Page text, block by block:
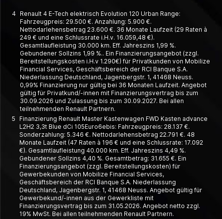
4 Renault 4 E-Tech elektrisch Evolution 120 Urban Range:
Fahrzeugpreis: 29.500 €. Anzahlung: 5.900 €.
Nettodarlehensbetrag 23.600 €. 36 Monate Laufzeit (29 Raten à
249 € und eine Schlussrate i.H.v. 16.059,48 €).
Gesamtlaufleistung 30.000 km. Eff. Jahreszins 1,99 %.
Gebundener Sollzins 1,99 %.. Ein Finanzierungsangebot (zzgl.
Bereitstellungskosten i.H.v 1.290€) für Privatkunden von Mobilize
Financial Services, Geschäftsbereich der RCI Banque S.A.
Niederlassung Deutschland, Jagenbergstr. 1, 41468 Neuss.
0,99% Finanzierung nur gültig bei 36 Monaten Laufzeit. Angebot
gültig für Privatkund/-innen mit Finanzierungsvertrag bis zum
30.09.2026 und Zulassung bis zum 30.09.2027. Bei allen
teilnehmenden Renault Partnern.
5
Finanzierung Renault Master Kastenwagen FWD Kasten advance
L2H2 3,3t Blue dCi 105Euro6ebis: Fahrzeugpreis: 28.137 €.
Sonderzahlung: 5.346 €. Nettodarlehensbetrag 22.791 €. 48
Monate Laufzeit (47 Raten à 196 € und eine Schlussrate: 17.092
€). Gesamtlaufleistung 40.000 km. Eff. Jahreszins 4,49 %.
Gebundener Sollzins 4,40 %. Gesamtbetrag: 31.655 €. Ein
Finanzierungsangebot (zzgl. Bereitstellungskosten) für
Gewerbekunden von Mobilize Financial Services,
Geschäftsbereich der RCI Banque S.A. Niederlassung
Deutschland, Jagenbergstr. 1, 41468 Neuss. Angebot gültig für
Gewerbekund/-innen aus der Gewerkliste mit
Finanzierungsvertrag bis zum 31.05.2026. Angebot netto zzgl.
19% MwSt. Bei allen teilnehmenden Renault Partnern.